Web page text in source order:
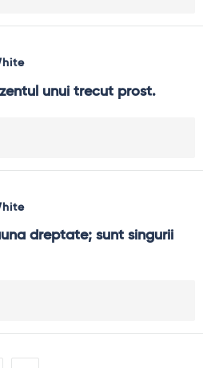
unui trecut prost.
dreptate; sunt singurii